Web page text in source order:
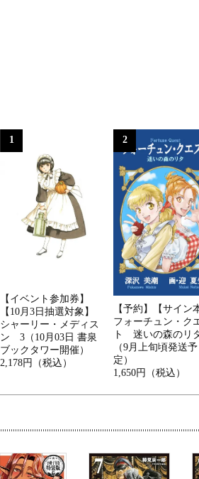
1
【イベント参加券】
【10月3日抽選対象】
シャーリー・メディス
ン 3（10月03日 書泉
ブックタワー開催）
2,178円（税込）
2
【予約】【サイン
フォーチュン・ク
ト 迷いの森のリ
（9月上旬頃発送予
定）
1,650円（税込）